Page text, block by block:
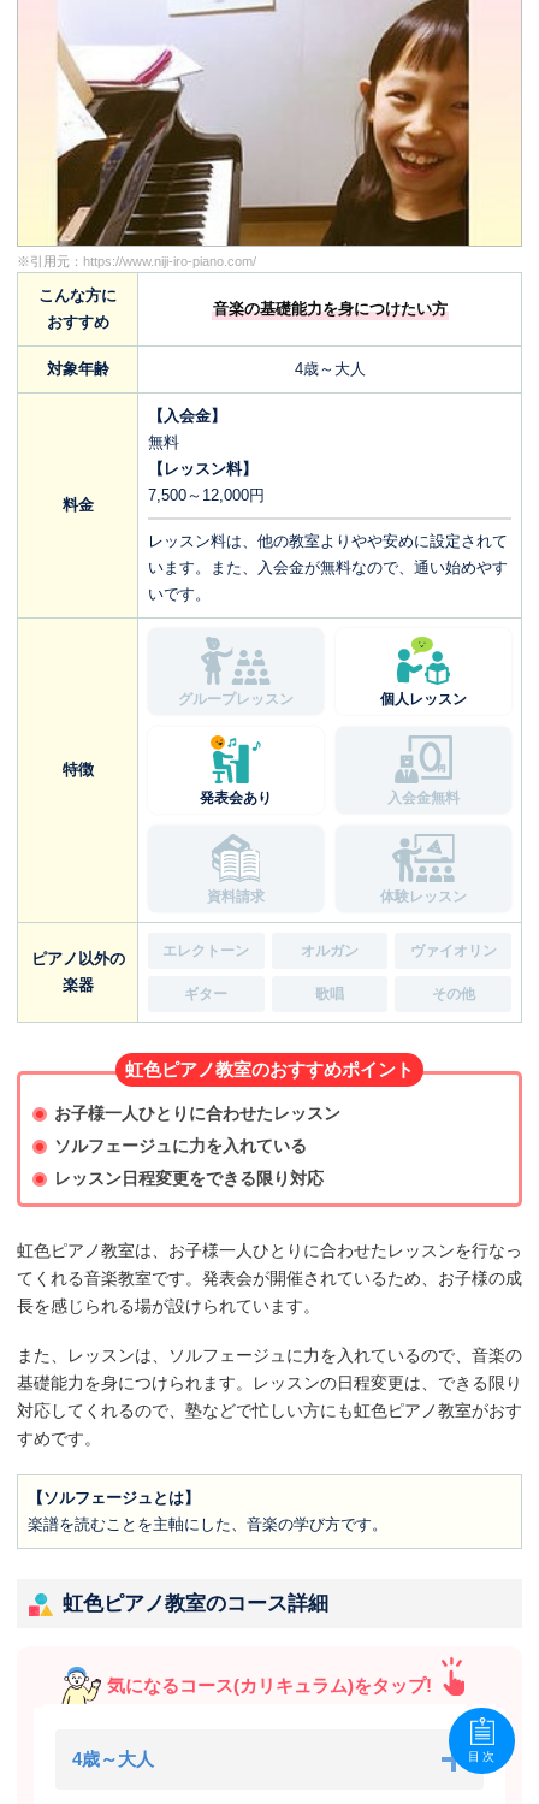
※引用元： https://www.niji-iro-piano.com/
こんな方に
おすすめ
音楽の基礎能力を身につけたい方
対象年齢 4歳～大人
料金
【入会金】
無料
【レッスン料】
7,500～12,000円
レッスン料は、他の教室よりやや安めに設定されて
います。また、入会金が無料なので、通い始めやす
いです。
特徴
グループレッスン 個人レッスン
発表会あり 入会金無料
資料請求 体験レッスン
ピアノ以外の
楽器
エレクトーン オルガン ヴァイオリン
ギター 歌唱 その他
虹色ピアノ教室のおすすめポイント
お子様一人ひとりに合わせたレッスン
ソルフェージュに力を入れている
レッスン日程変更をできる限り対応
虹色ピアノ教室は、お子様一人ひとりに合わせたレッスンを行なっ
てくれる音楽教室です。発表会が開催されているため、お子様の成
長を感じられる場が設けられています。
また、レッスンは、ソルフェージュに力を入れているので、音楽の
基礎能力を身につけられます。レッスンの日程変更は、できる限り
対応してくれるので、塾などで忙しい方にも虹色ピアノ教室がおす
すめです。
【ソルフェージュとは】
楽譜を読むことを主軸にした、音楽の学び方です。
虹色ピアノ教室のコース詳細
気になるコース(カリキュラム)をタップ!
4歳～大人 目次